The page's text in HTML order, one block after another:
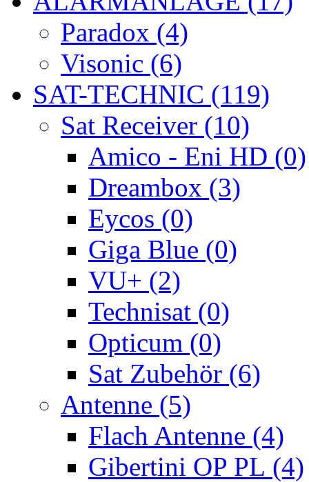
Paradox (4)
Visonic (6)
SAT-TECHNIC (119)
Sat Receiver (10)
Amico - Eni HD (0)
Dreambox (3)
Eycos (0)
Giga Blue (0)
VU+ (2)
Technisat (0)
Opticum (0)
Sat Zubehör (6)
Antenne (5)
Flach Antenne (4)
Gibertini OP PL (4)